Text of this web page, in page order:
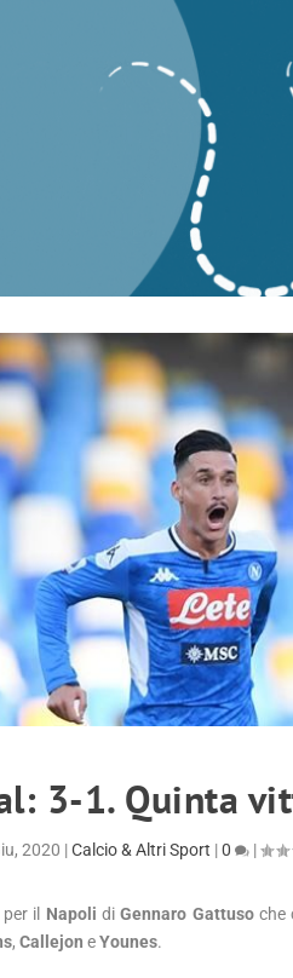
3-1. Quinta
2020 |Calcio & Altri Sport |0 |
il Napoli diGennaro Gattusoche
,Callejon eYounes.